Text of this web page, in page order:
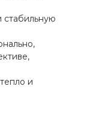
стабильную
и